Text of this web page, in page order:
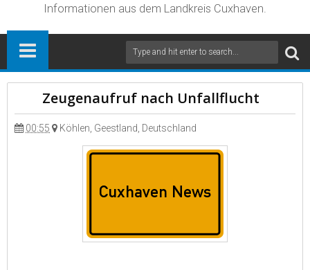
Informationen aus dem Landkreis Cuxhaven.
Zeugenaufruf nach Unfallflucht
00:55 Köhlen, Geestland, Deutschland